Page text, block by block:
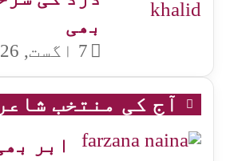
بھی
7 اگست, 2026
آج کی منتخب
ابر